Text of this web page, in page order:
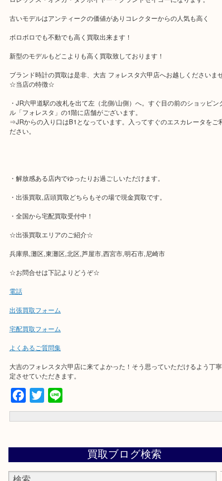
す！
ブランド時計の中でも人気が高いメーカーは
ロレックス・オメガ・タグホイヤー・グランドセイコーになります
古いモデルはアンティークの価値がありコレクターからの人気も高
ボロボロでも不動でも高く買取出来ます！
ル「フォレスタ」の1階に店舗がございます。
⇒JRからの入り口はB1となっています。入ってすぐのエスカレー
ださい。
・解放感ある店内でゆったりお過ごしいただけます。
・出張買取,店頭買取どちらもその場で現金買取です。
・全国から宅配買取受付中！
☆出張買取エリアのご紹介☆
兵庫県,灘区,東灘区,北区,芦屋市,西宮市,明石市,尼崎市
☆お問合せは下記よりどうぞ☆
電話
出張買取フォーム
大吉のフォレスタ六甲店に来てよかった！そう思っていただけるよ